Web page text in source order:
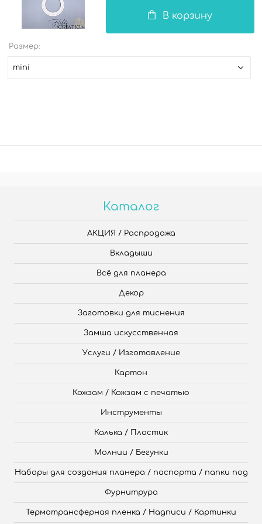
В корзину
Размер:
mini
Каталог
АКЦИЯ / Распродажа
Вкладыши
Всё для планера
Декор
Заготовки для тиснения
Замша искусственная
Услуги / Изготовление
Картон
Кожзам / Кожзам с печатью
Инструменты
Калька / Пластик
Молнии / Бегунки
Наборы для создания планера / паспорта / папки под
Фурнитрура
Термотрансферная пленка / Надписи / Картинки